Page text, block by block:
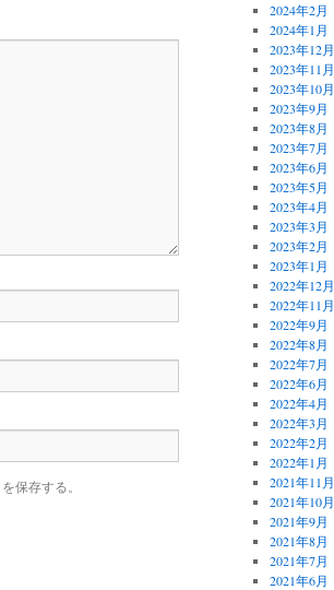
保存する。
2024年2月
2024年1月
2023年12月
2023年11月
2023年10月
2023年9月
2023年8月
2023年7月
2023年6月
2023年5月
2023年4月
2023年3月
2023年2月
2023年1月
2022年12月
2022年11月
2022年9月
2022年8月
2022年7月
2022年6月
2022年4月
2022年3月
2022年2月
2022年1月
2021年11月
2021年10月
2021年9月
2021年8月
2021年7月
2021年6月